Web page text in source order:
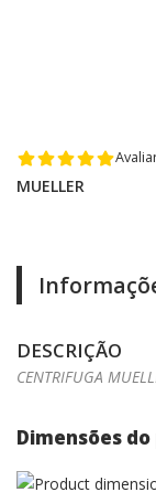
MUELLER
DESCRIÇÃO
CENTRIFUGA
Dimensões